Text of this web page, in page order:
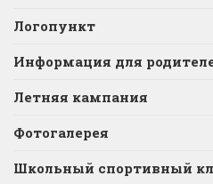
Логопункт
Информация для
Летняя кампания
Фотогалерея
Школьный спортивный